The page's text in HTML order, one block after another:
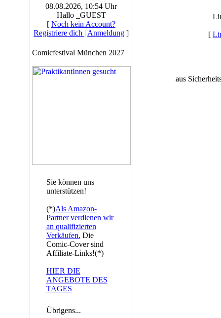
08.08.2026, 10:54 Uhr
Hallo _GUEST
[ Noch kein Account?
Registriere dich | Anmeldung ]
Comicfestival München 2027
Sie können uns
unterstützen!
(*)Als Amazon-
Partner verdienen wir
an qualifizierten
Verkäufen. Die
Comic-Cover sind
Affiliate-Links!(*)
HIER DIE
ANGEBOTE DES
TAGES
Übrigens...
[
aus